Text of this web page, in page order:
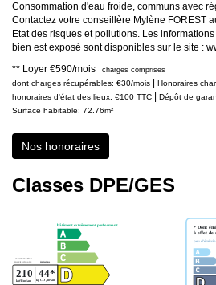
Consommation d'eau froide, communs avec
Contactez votre conseillère Mylène FOREST
Etat des risques et pollutions. Les
bien est exposé sont disponibles sur le site :
** Loyer €590/mois charges comprises
dont charges récupérables: €30/mois Honoraires
honoraires d'état des lieux: €100 TTC
Dépôt de
Surface habitable: 72.76m²
Nos honoraires
Classes DPE/GES